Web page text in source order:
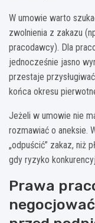
W umowie warto
zwolnienia z zakazu
pracodawcy). Dla
jednocześnie jasno
przestaje
końca okresu
Jeżeli w umowie nie
rozmawiać o aneksie.
„odpuścić” zakaz, niż
gdy ryzyko
Prawa